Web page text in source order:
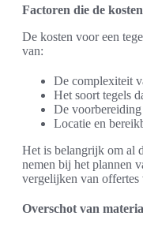
Factoren die de
De kosten voor een
van:
De complexiteit
Het soort tegels
De
Locatie en
Het is belangrijk om al
nemen bij het plannen
vergelijken van offertes
Overschot van